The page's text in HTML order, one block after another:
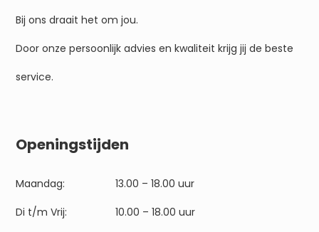
Bij ons draait het om jou.
Door onze persoonlijk advies en kwaliteit krijg jij de beste
service.
Openingstijden
Maandag:
13.00 – 18.00 uur
Di t/m Vrij:
10.00 – 18.00 uur